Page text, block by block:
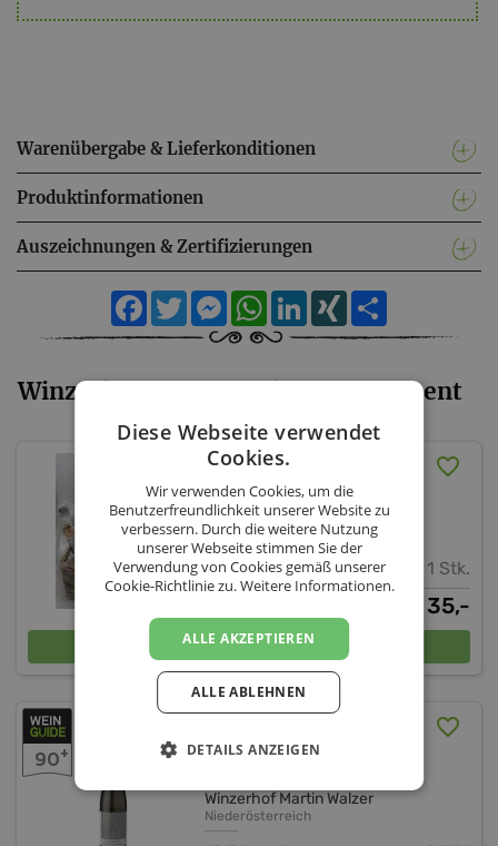
Warenübergabe & Lieferkonditionen
Produktinformationen
Auszeichnungen & Zertifizierungen
FacebookTwitterMessengerWhatsApp
LinkedIn
XING
Winzerhof Martin Walzer - Sortiment
Geschenkkorb nach Wahl
Winzerhof Martin Walzer
1 Stk.
35,-
In den Warenkorb
Pulverturm Krems 2025
Winzerhof Martin Walzer
Niederösterreich
90+
Diese Webseite verwendet
Cookies.
Wir verwenden Cookies, um die
Benutzerfreundlichkeit unserer Website zu
verbessern. Durch die weitere Nutzung
unserer Webseite stimmen Sie der
Verwendung von Cookies gemäß unserer
Cookie-Richtlinie zu.Weitere Informationen.
ALLE AKZEPTIEREN
ALLE ABLEHNEN
DETAILS ANZEIGEN